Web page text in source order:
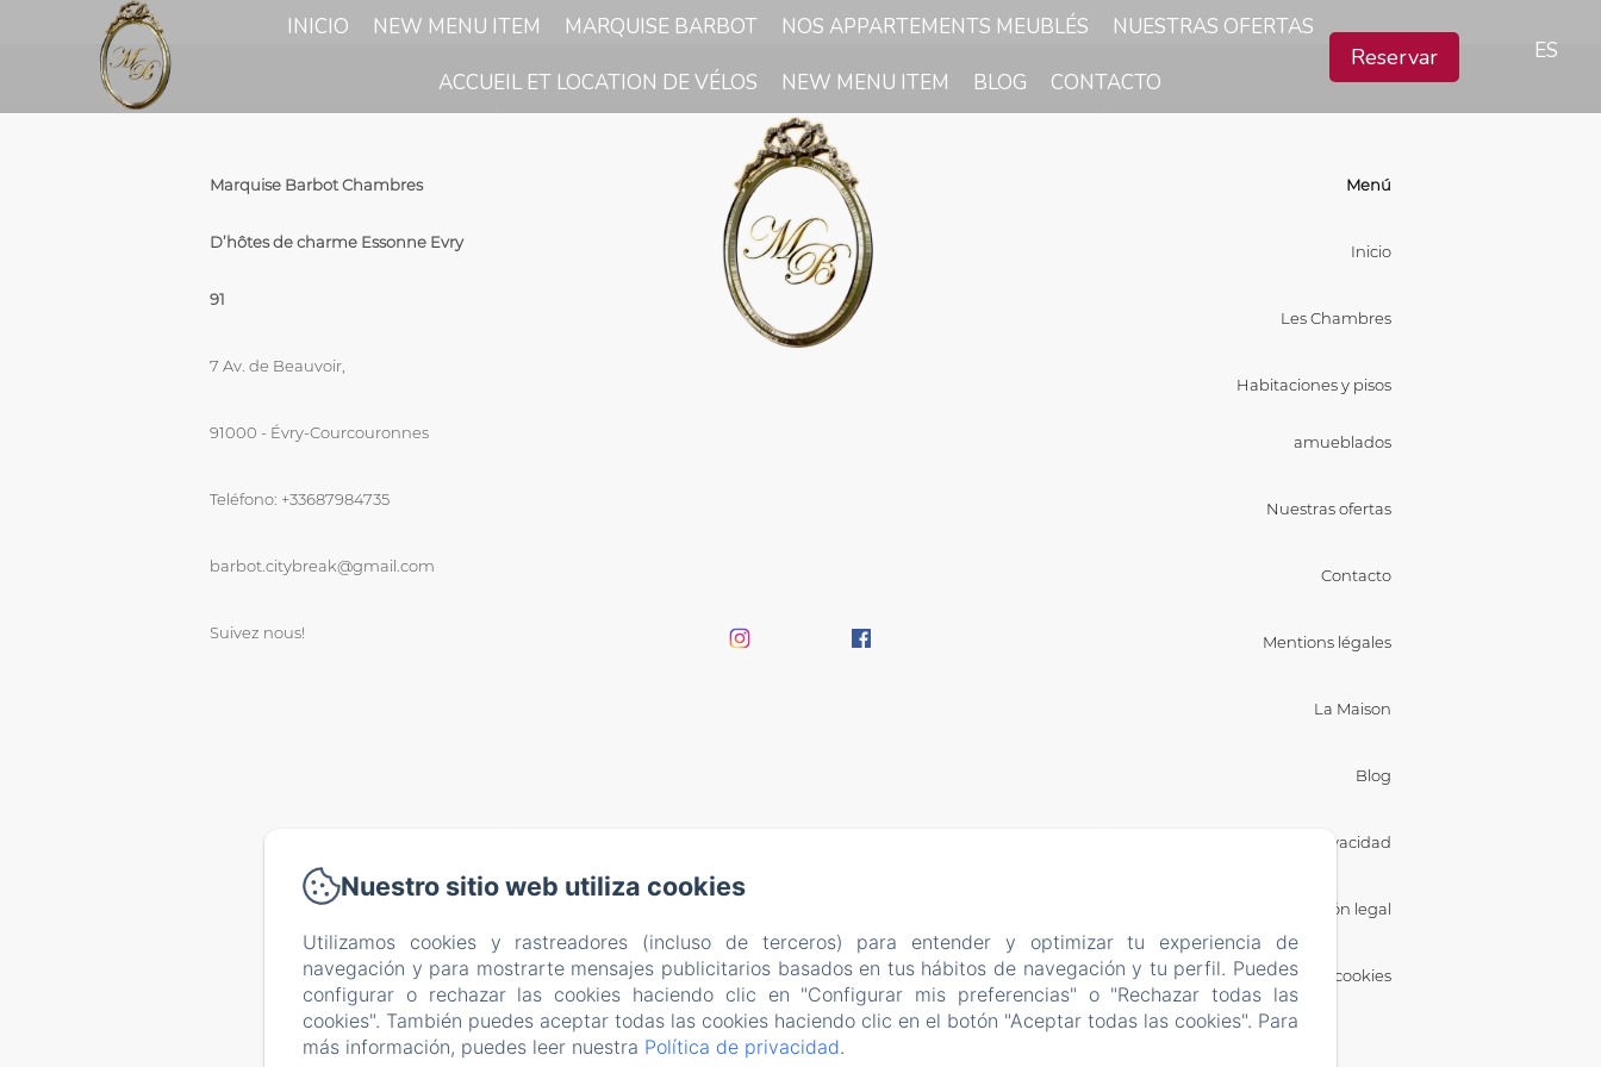
INICIO NEW MENU ITEM MARQUISE BARBOT NOS APPARTEMENTS MEUBLÉS NUESTRAS OFERTAS
ACCUEIL ET LOCATION DE VÉLOS NEW MENU ITEM BLOG CONTACTO
Reservar ES
Marquise Barbot Chambres
D’hôtes de charme Essonne Evry
91
7 Av. de Beauvoir,
91000 - Évry-Courcouronnes
Teléfono: +33687984735
barbot.citybreak@gmail.com
Suivez nous!
EN ES
Desarrollado con Amenitiz
Condiciones de Venta
Menú
Inicio
Les Chambres
Habitaciones y pisos
amueblados
Nuestras ofertas
Contacto
Mentions légales
La Maison
Blog
Política de privacidad
Información legal
Información sobre cookies
Nuestro sitio web utiliza cookies
Utilizamos cookies y rastreadores (incluso de terceros) para entender y optimizar tu experiencia de
navegación y para mostrarte mensajes publicitarios basados en tus hábitos de navegación y tu perfil. Puedes
configurar o rechazar las cookies haciendo clic en "Configurar mis preferencias" o "Rechazar todas las
cookies". También puedes aceptar todas las cookies haciendo clic en el botón "Aceptar todas las cookies". Para
más información, puedes leer nuestra Política de privacidad.